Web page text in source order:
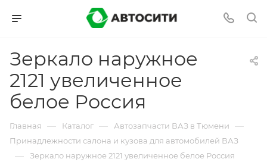
Зеркало наружное
2121 увеличенное
белое Россия
Главная — Каталог — Автозапчасти ВАЗ в Тюмени —
Принадлежности салона и кузова для автомобилей ВАЗ
— Зеркало наружное 2121 увеличенное белое Россия